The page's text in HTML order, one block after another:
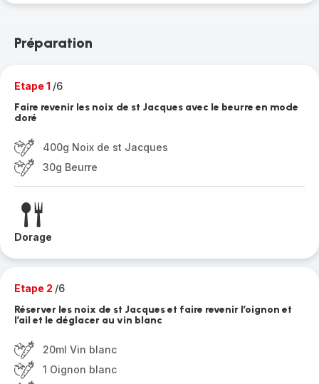
Préparation
Etape 1 /6
Faire revenir les noix de st Jacques avec le beurre en mode
doré
400g Noix de st Jacques
30g Beurre
Dorage
Etape 2 /6
Réserver les noix de st Jacques et faire revenir l’oignon et
l’ail et le déglacer au vin blanc
20ml Vin blanc
1 Oignon blanc